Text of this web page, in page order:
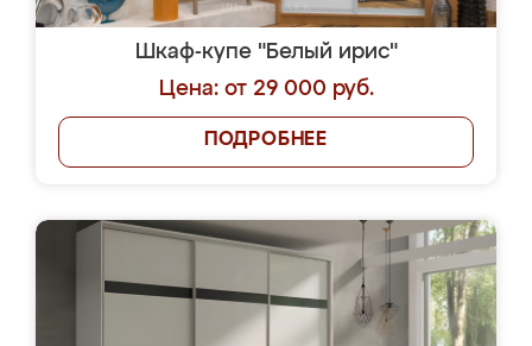
Шкаф-купе "Белый ирис"
Цена: от 29 000 руб.
ПОДРОБНЕЕ